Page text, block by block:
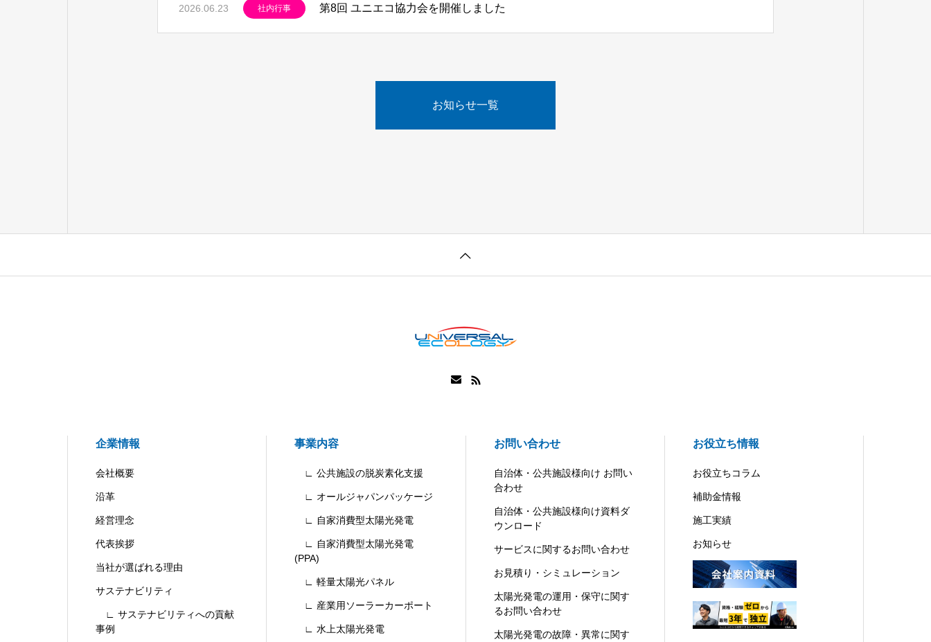
2026.06.23 社内行事 第8回 ユニエコ協力会を開催しました
お知らせ一覧
企業情報
会社概要
沿革
経営理念
代表挨拶
当社が選ばれる理由
サステナビリティ
∟ サステナビリティへの貢献
事例
事業内容
∟ 公共施設の脱炭素化支援
∟ オールジャパンパッケージ
∟ 自家消費型太陽光発電
∟ 自家消費型太陽光発電
(PPA)
∟ 軽量太陽光パネル
∟ 産業用ソーラーカーポート
∟ 水上太陽光発電
お問い合わせ
自治体・公共施設様向け お問い
合わせ
自治体・公共施設様向け資料ダ
ウンロード
サービスに関するお問い合わせ
お見積り・シミュレーション
太陽光発電の運用・保守に関す
るお問い合わせ
太陽光発電の故障・異常に関す
お役立ち情報
お役立ちコラム
補助金情報
施工実績
お知らせ